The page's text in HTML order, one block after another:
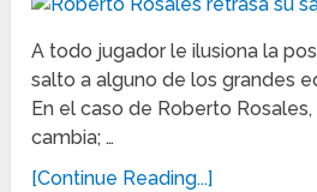
A todo jugador le ilusiona la
salto a alguno de los grandes
En el caso de Roberto
cambia; …
[Continue Reading...]